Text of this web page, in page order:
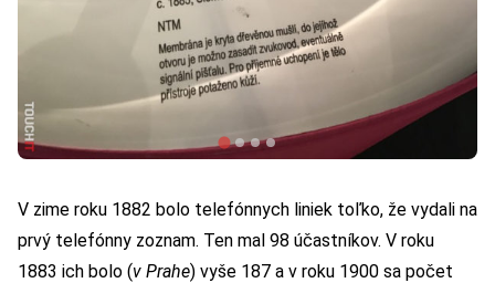
V zime roku 1882 bolo telefónnych liniek toľko, že vydali na
prvý telefónny zoznam. Ten mal 98 účastníkov. V roku
1883 ich bolo (v Prahe) vyše 187 a v roku 1900 sa počet